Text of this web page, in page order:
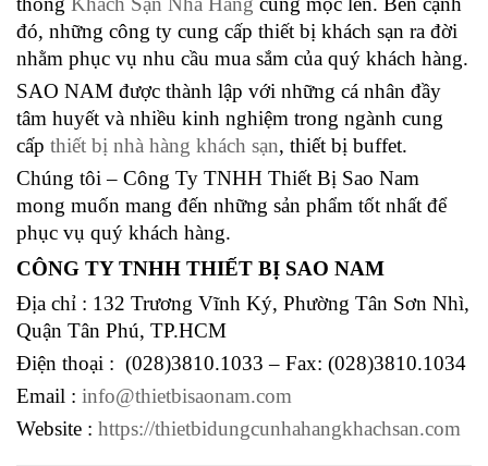
đó, những công ty cung cấp thiết bị khách sạn ra đời
nhằm phục vụ nhu cầu mua sắm của quý khách hàng.
SAO NAM được thành lập với những cá nhân đầy
tâm huyết và nhiều kinh nghiệm trong ngành cung
cấp thiết bị nhà hàng khách sạn, thiết bị buffet.
Chúng tôi – Công Ty TNHH Thiết Bị Sao Nam
mong muốn mang đến những sản phẩm tốt nhất để
phục vụ quý khách hàng.
CÔNG TY TNHH THIẾT BỊ SAO NAM
Địa chỉ : 132 Trương Vĩnh Ký, Phường Tân Sơn Nhì,
Quận Tân Phú, TP.HCM
Điện thoại : (028)3810.1033 – Fax: (028)3810.1034
Email : info@thietbisaonam.com
Website : https://thietbidungcunhahangkhachsan.com